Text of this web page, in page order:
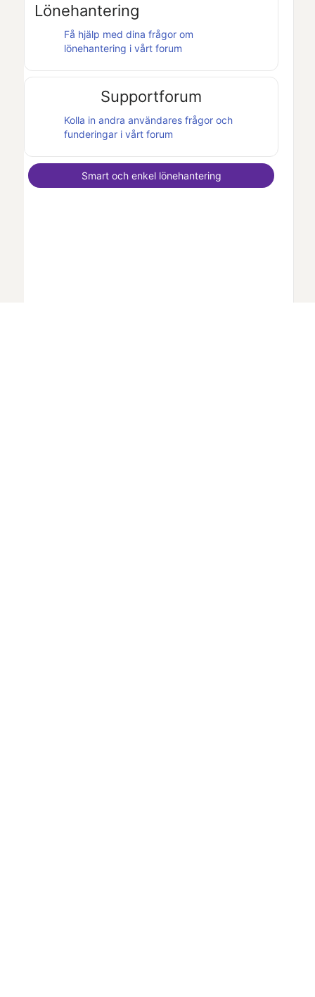
Lönehantering
Få hjälp med dina frågor om
lönehantering i vårt forum
Supportforum
Kolla in andra användares frågor och
funderingar i vårt forum
Smart och enkel lönehantering